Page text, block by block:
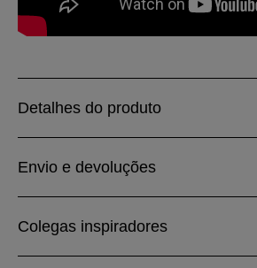
Detalhes do produto
Envio e devoluções
Colegas inspiradores